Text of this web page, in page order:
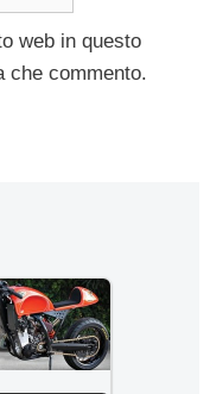
web in questo
che commento.